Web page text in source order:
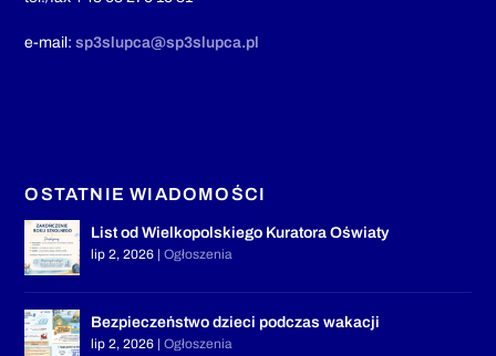
e-mail:sp3slupca@sp3slupca.pl
OSTATNIE WIADOMOŚCI
List od Wielkopolskiego Kuratora Oświaty
lip 2, 2026 |Ogłoszenia
Bezpieczeństwo dzieci podczas wakacji
lip 2, 2026 |Ogłoszenia